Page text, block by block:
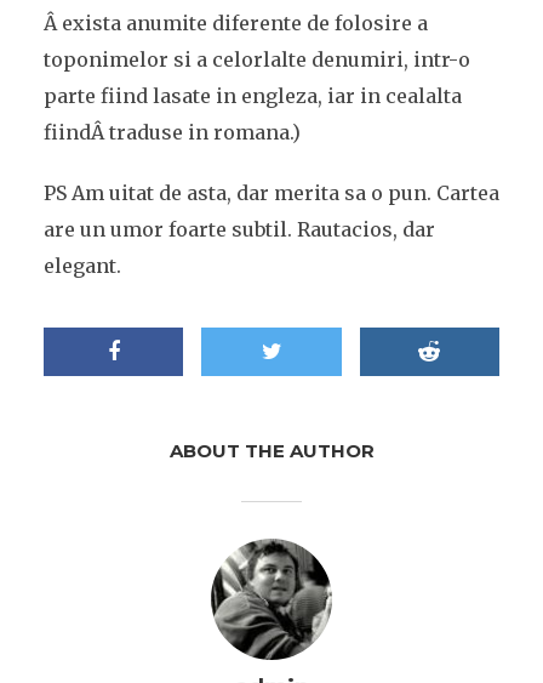
Â exista anumite diferente de folosire a
toponimelor si a celorlalte denumiri, intr-o
parte fiind lasate in engleza, iar in cealalta
fiindÂ traduse in romana.)
PS Am uitat de asta, dar merita sa o pun. Cartea
are un umor foarte subtil. Rautacios, dar
elegant.
ABOUT THE AUTHOR